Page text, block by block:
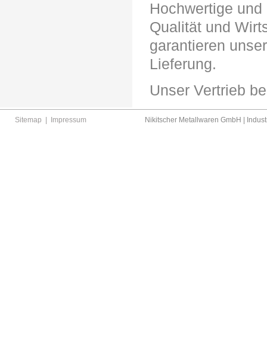
Hochwertige
Qualität und
garantieren
Lieferung.
Unser Vertrieb
Sitemap Impressum Nikitscher Metallwaren GmbH |